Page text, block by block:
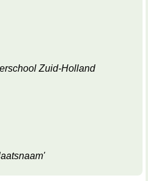
Zuid-Holland